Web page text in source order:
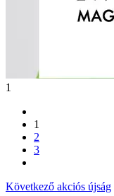
1
1
2
3
Következő akciós újság